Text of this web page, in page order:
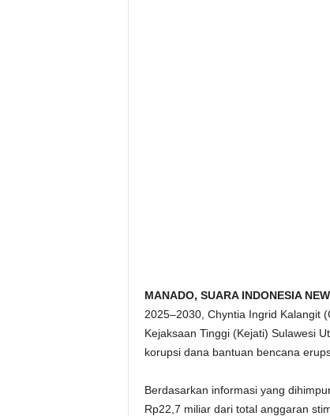
MANADO, SUARA INDONESIA
2025–2030, Chyntia Ingrid Kalangit
Kejaksaan Tinggi (Kejati) Sulawesi
korupsi dana bantuan bencana
Berdasarkan informasi yang
Rp22,7 miliar dari total anggaran